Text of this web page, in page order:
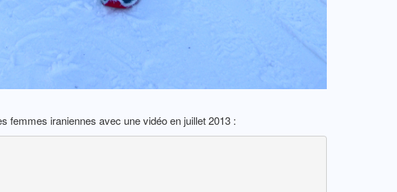
femmes iraniennes avec une vidéo en juillet 2013 :